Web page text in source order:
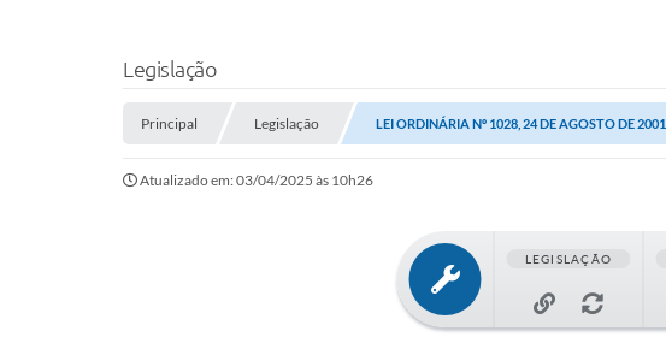
Legislação
Principal Legislação LEI ORDINÁRIA Nº 1028, 24 DE AGOSTO DE 2001
Atualizado em: 03/04/2025 às 10h26
LEGISLAÇÃO